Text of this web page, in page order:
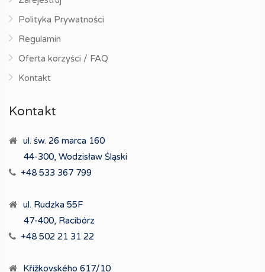
Polityka Prywatności
Regulamin
Oferta korzyści / FAQ
Kontakt
Kontakt
ul. św. 26 marca 160
44-300, Wodzisław Śląski
+48 533 367 799
ul. Rudzka 55F
47-400, Racibórz
+48 502 21 31 22
Křížkovského 617/10